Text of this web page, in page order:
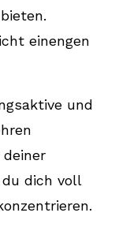
Yoga-
sich am
einengen
und
dich voll